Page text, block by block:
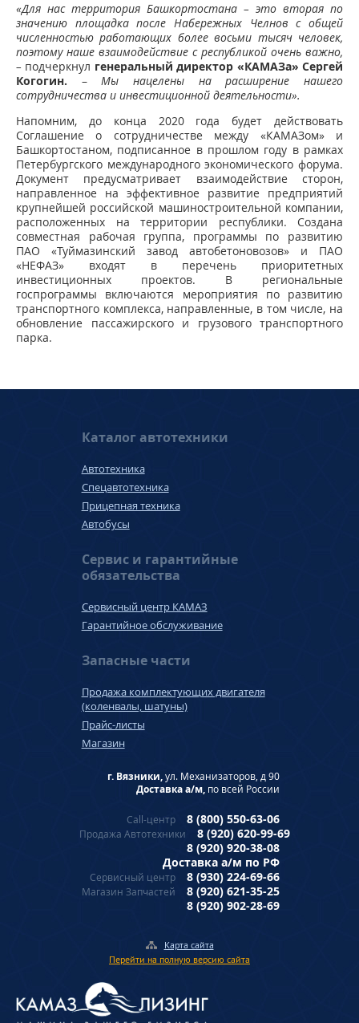
«Для нас территория Башкортостана – это вторая по
значению площадка после Набережных Челнов с общей
численностью работающих более восьми тысяч человек,
поэтому наше взаимодействие с республикой очень важно,
– подчеркнул генеральный директор «КАМАЗа» Сергей
Когогин. –Мы нацелены на расширение нашего
сотрудничества и инвестиционной деятельности».
Напомним, до конца 2020 года будет действовать
Соглашение о сотрудничестве между «КАМАЗом» и
Башкортостаном, подписанное в прошлом году в рамках
Петербургского международного экономического форума.
Документ предусматривает взаимодействие сторон,
направленное на эффективное развитие предприятий
крупнейшей российской машиностроительной компании,
расположенных на территории республики. Создана
совместная рабочая группа, программы по развитию
ПАО «Туймазинский завод автобетоновозов» и ПАО
«НЕФАЗ» входят в перечень приоритетных
инвестиционных проектов. В региональные
госпрограммы включаются мероприятия по развитию
транспортного комплекса, направленные, в том числе, на
обновление пассажирского и грузового транспортного
парка.
Каталог автотехники
Автотехника
Спецавтотехника
Прицепная техника
Автобусы
Сервис и гарантийные
обязательства
Сервисный центр КАМАЗ
Гарантийное обслуживание
Запасные части
Продажа комплектующих двигателя
(коленвалы, шатуны)
Прайс-листы
Магазин
г. Вязники,ул. Механизаторов, д 90
Доставка а/м, по всей России
Call-центр 8 (800) 550-63-06
Продажа Автотехники
8 (920) 620-99-69
8 (920) 920-38-08
Доставка а/м по РФ
Сервисный центр 8 (930) 224-69-66
Магазин Запчастей
8 (920) 621-35-25
8 (920) 902-28-69
Карта сайта
Перейти на полную версию сайта